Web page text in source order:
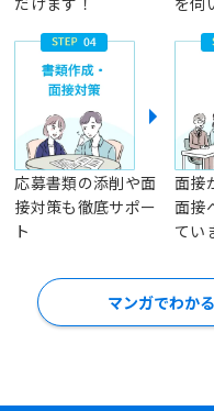
応募書類の添削や面
接対策も徹底サポー
ト
面接
面接
てい
マンガでわか